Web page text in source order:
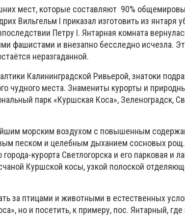
мест, которые составляют 90%
Вильгельм I приказал изготовить из янтаря
Петру I. Янтарная комната
фашистами и внезапно бесследно исчезла.
неразгаданной.
Калининградской Ривьерой, знатоки
чудного места. Знамениты курорты и
парк «Куршская Коса», Зеленоградск,
морским воздухом с повышенным
песком и целебным дыханием сосновых
курорта Светлогорска и его парковая и
Куршской косы, узкой полоской
за птицами и животными в естественных
но и посетить, к примеру, пос. Янтарный,